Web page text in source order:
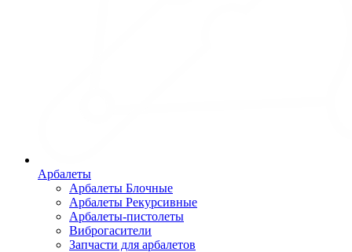
Арбалеты
Арбалеты Блочные
Арбалеты Рекурсивные
Арбалеты-пистолеты
Виброгасители
Запчасти для арбалетов